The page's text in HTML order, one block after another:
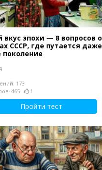
эпохи — 8 вопросов о
СССР, где путается даже
поколение
173
465
1
Пройти тест